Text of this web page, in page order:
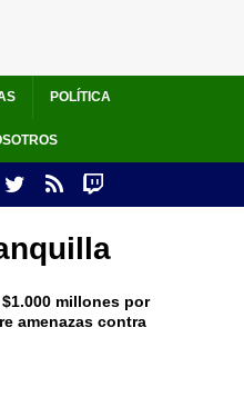
POLÍTICA
millones por
amenazas contra